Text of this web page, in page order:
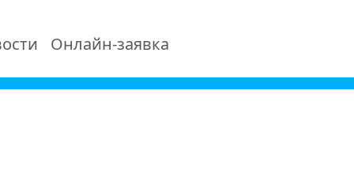
Онлайн-заявка